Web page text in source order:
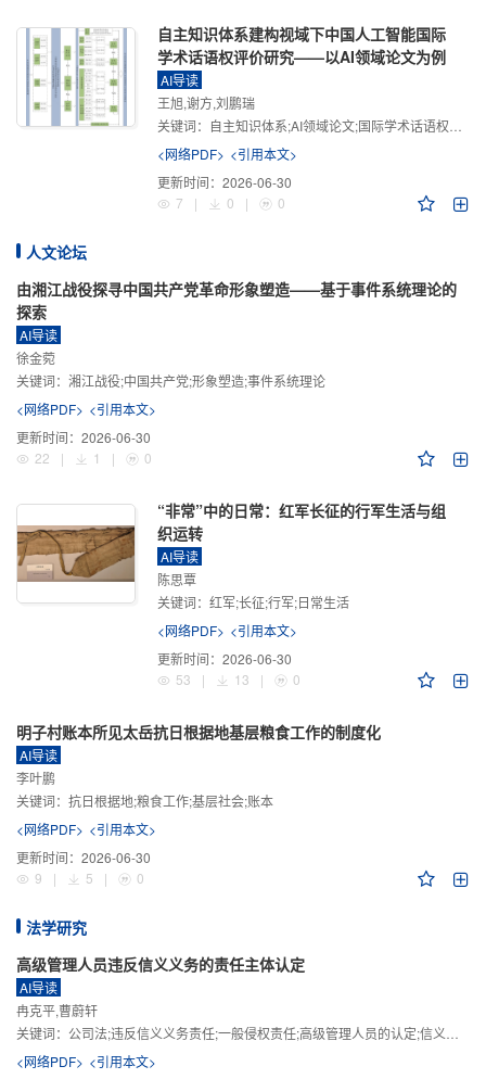
自主知识体系建构视域下中国人工智能国际
学术话语权评价研究——以AI领域论文为例
AI导读
王旭,谢方,刘鹏瑞
关键词： 自主知识体系;AI领域论文;国际学术话语权评价;学术影响力;学术感知力;学术传播力;学术引领力
<网络PDF> <引用本文>
更新时间： 2026-06-30
7
| 0 | 0
人文论坛
由湘江战役探寻中国共产党革命形象塑造——基于事件系统理论的
探索
AI导读
徐金菀
关键词： 湘江战役;中国共产党;形象塑造;事件系统理论
<网络PDF> <引用本文>
更新时间： 2026-06-30
22
| 1 | 0
“非常”中的日常：红军长征的行军生活与组
织运转
AI导读
陈思覃
关键词： 红军;长征;行军;日常生活
<网络PDF> <引用本文>
更新时间： 2026-06-30
53
| 13 | 0
明子村账本所见太岳抗日根据地基层粮食工作的制度化
AI导读
李叶鹏
关键词： 抗日根据地;粮食工作;基层社会;账本
<网络PDF> <引用本文>
更新时间： 2026-06-30
9
| 5 | 0
法学研究
高级管理人员违反信义义务的责任主体认定
AI导读
冉克平,曹蔚轩
关键词： 公司法;违反信义义务责任;一般侵权责任;高级管理人员的认定;信义义务
<网络PDF> <引用本文>